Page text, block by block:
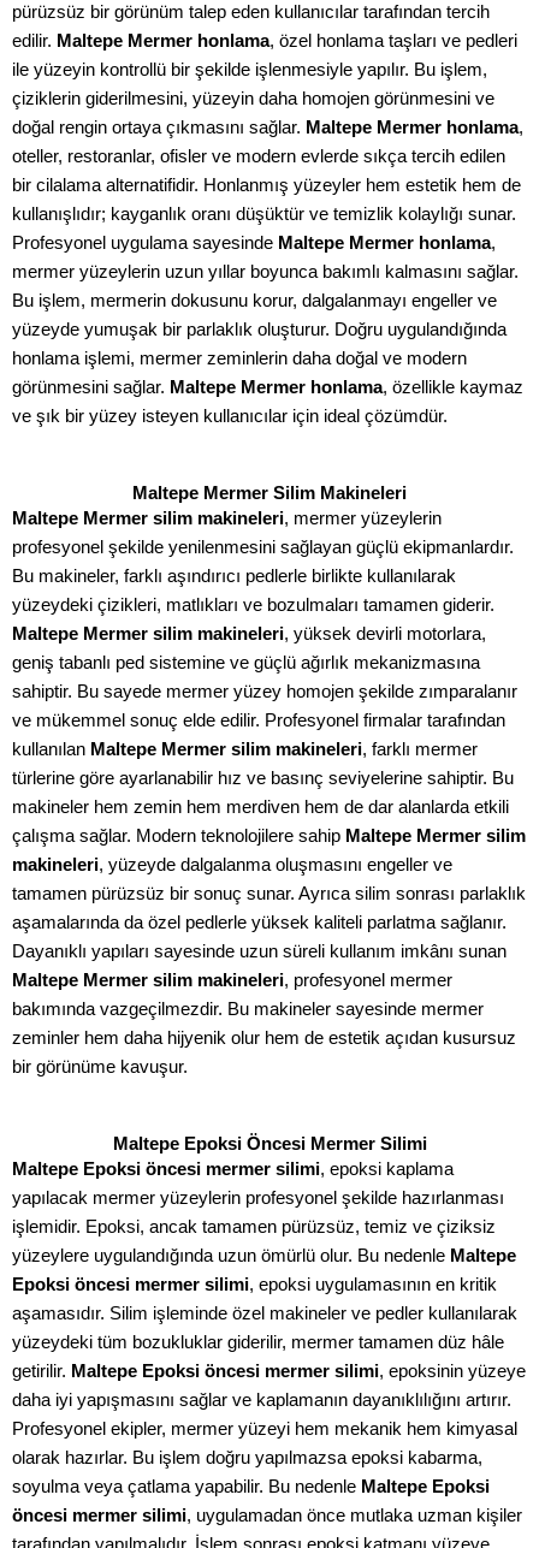
pürüzsüz bir görünüm talep eden kullanıcılar tarafından tercih
edilir. Maltepe Mermer honlama, özel honlama taşları ve pedleri
ile yüzeyin kontrollü bir şekilde işlenmesiyle yapılır. Bu işlem,
çiziklerin giderilmesini, yüzeyin daha homojen görünmesini ve
doğal rengin ortaya çıkmasını sağlar. Maltepe Mermer honlama,
oteller, restoranlar, ofisler ve modern evlerde sıkça tercih edilen
bir cilalama alternatifidir. Honlanmış yüzeyler hem estetik hem de
kullanışlıdır; kayganlık oranı düşüktür ve temizlik kolaylığı sunar.
Profesyonel uygulama sayesinde Maltepe Mermer honlama,
mermer yüzeylerin uzun yıllar boyunca bakımlı kalmasını sağlar.
Bu işlem, mermerin dokusunu korur, dalgalanmayı engeller ve
yüzeyde yumuşak bir parlaklık oluşturur. Doğru uygulandığında
honlama işlemi, mermer zeminlerin daha doğal ve modern
görünmesini sağlar. Maltepe Mermer honlama, özellikle kaymaz
ve şık bir yüzey isteyen kullanıcılar için ideal çözümdür.
Maltepe Mermer Silim Makineleri
Maltepe Mermer silim makineleri, mermer yüzeylerin
profesyonel şekilde yenilenmesini sağlayan güçlü ekipmanlardır.
Bu makineler, farklı aşındırıcı pedlerle birlikte kullanılarak
yüzeydeki çizikleri, matlıkları ve bozulmaları tamamen giderir.
Maltepe Mermer silim makineleri, yüksek devirli motorlara,
geniş tabanlı ped sistemine ve güçlü ağırlık mekanizmasına
sahiptir. Bu sayede mermer yüzey homojen şekilde zımparalanır
ve mükemmel sonuç elde edilir. Profesyonel firmalar tarafından
kullanılan Maltepe Mermer silim makineleri, farklı mermer
türlerine göre ayarlanabilir hız ve basınç seviyelerine sahiptir. Bu
makineler hem zemin hem merdiven hem de dar alanlarda etkili
çalışma sağlar. Modern teknolojilere sahip Maltepe Mermer silim
makineleri, yüzeyde dalgalanma oluşmasını engeller ve
tamamen pürüzsüz bir sonuç sunar. Ayrıca silim sonrası parlaklık
aşamalarında da özel pedlerle yüksek kaliteli parlatma sağlanır.
Dayanıklı yapıları sayesinde uzun süreli kullanım imkânı sunan
Maltepe Mermer silim makineleri, profesyonel mermer
bakımında vazgeçilmezdir. Bu makineler sayesinde mermer
zeminler hem daha hijyenik olur hem de estetik açıdan kusursuz
bir görünüme kavuşur.
Maltepe Epoksi Öncesi Mermer Silimi
Maltepe Epoksi öncesi mermer silimi, epoksi kaplama
yapılacak mermer yüzeylerin profesyonel şekilde hazırlanması
işlemidir. Epoksi, ancak tamamen pürüzsüz, temiz ve çiziksiz
yüzeylere uygulandığında uzun ömürlü olur. Bu nedenle Maltepe
Epoksi öncesi mermer silimi, epoksi uygulamasının en kritik
aşamasıdır. Silim işleminde özel makineler ve pedler kullanılarak
yüzeydeki tüm bozukluklar giderilir, mermer tamamen düz hâle
getirilir. Maltepe Epoksi öncesi mermer silimi, epoksinin yüzeye
daha iyi yapışmasını sağlar ve kaplamanın dayanıklılığını artırır.
Profesyonel ekipler, mermer yüzeyi hem mekanik hem kimyasal
olarak hazırlar. Bu işlem doğru yapılmazsa epoksi kabarma,
soyulma veya çatlama yapabilir. Bu nedenle Maltepe Epoksi
öncesi mermer silimi, uygulamadan önce mutlaka uzman kişiler